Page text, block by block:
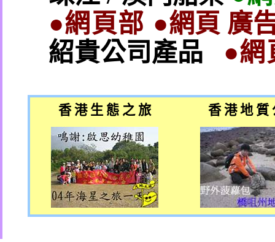
●網頁部 ●網頁 廣
紹貴公司產品
●網
香 港 生 態 之 旅 香 港 地 質